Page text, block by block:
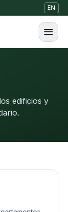
EN
edificios y